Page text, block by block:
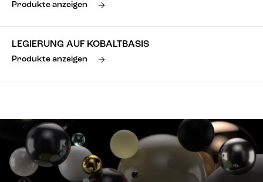
Produkte anzeigen
LEGIERUNG AUF KOBALTBASIS
Produkte anzeigen